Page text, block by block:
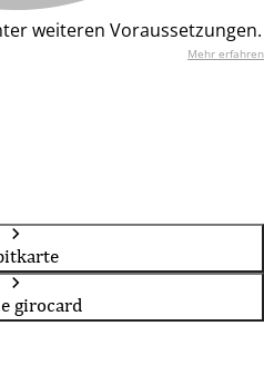
weiteren Voraussetzungen.
Mehr erfahren
girocard